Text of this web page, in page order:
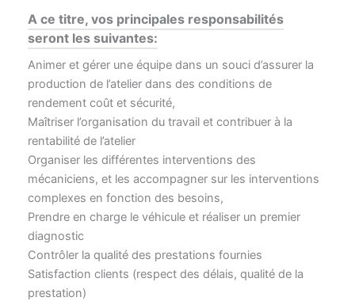
A ce titre, vos principales responsabilités
seront les suivantes:
Animer et gérer une équipe dans un souci d’assurer la
production de l’atelier dans des conditions de
rendement coût et sécurité,
Maîtriser l’organisation du travail et contribuer à la
rentabilité de l’atelier
Organiser les différentes interventions des
mécaniciens, et les accompagner sur les interventions
complexes en fonction des besoins,
Prendre en charge le véhicule et réaliser un premier
diagnostic
Contrôler la qualité des prestations fournies
Satisfaction clients (respect des délais, qualité de la
prestation)